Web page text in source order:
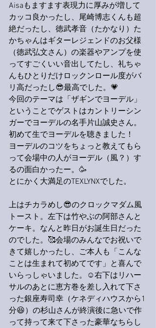
Aisaもますます表現力に厚みが増して
カッコ良かったし、尾崎博志くんも超
絶だったし、徳武孝音（たかなり）た
かちゃんはギターレジェンドのお父様
（徳武弘文さん）の楽器やアンプを使
ってすごくいい音出してたし、礼ちゃ
んもひとりだけロックンロール度がバ
リ高だったし😎最高でした。💗
今回のテーマは「ザギンでヨーデル」
ということでゲストはカントリーシン
ガーでヨーデルの名手片山誠史さん。
初めて生でヨーデルを聴きました！
ヨーデルのコツをちょっと教えてもら
って会場中の人がヨーデル（風？）す
るの面白かったー。🥳
とにかく大満足のTEXLYNXでした。
上はチカラめし😎のクロックマダム風
トースト。左下は竹やぶの阿部さんと
ケーキ。なんと昨日がお誕生日だった
のでした。🥰会場のみんなでお祝いで
きて嬉しかったし、ご本人も「こんな
ことは生まれて初めてです」と喜んで
いらっしゃいました。☺️右下はリハー
サルのあとに恵方巻を差し入れて下さ
った銀座寿司幸（ケネディハウスから1
分😆）の杉山さんが終演後に急いで作
って持って来て下さった豪華なちらし